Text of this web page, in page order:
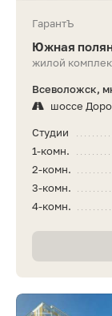
ГарантЪ
Южная
жилой
Всеволожск,
шоссе
Студии
1-комн.
2-комн.
3-комн.
4-комн.